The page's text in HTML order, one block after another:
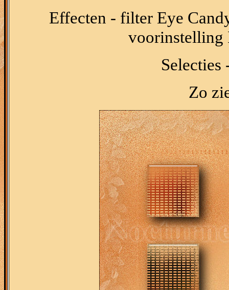
Effecten - filter Eye
voorinstelling
Selecties
Zo